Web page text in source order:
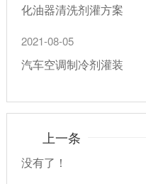
化油器清洗剂灌方案
2021-08-05
汽车空调制冷剂灌装
上一条
没有了！